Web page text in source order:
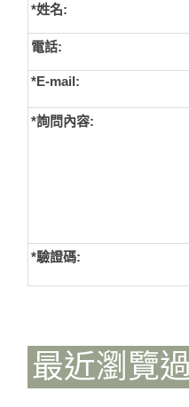
*姓名:
電話:
*E-mail:
*詢問內容:
*驗證碼:
最近瀏覽